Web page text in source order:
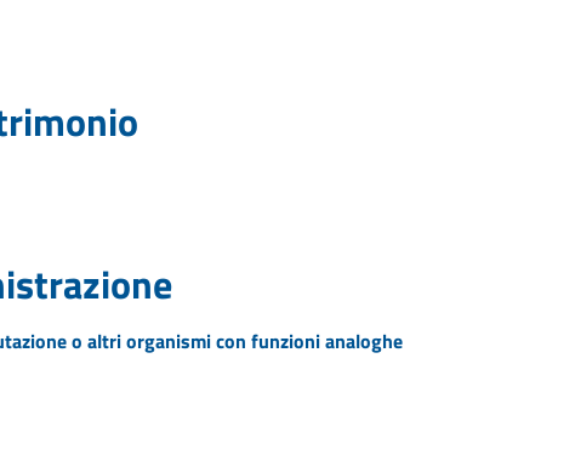
o altri organismi con funzioni analoghe